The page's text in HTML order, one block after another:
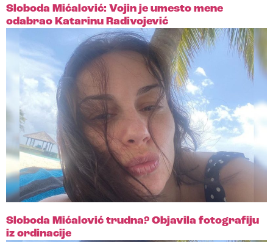
Sloboda Mićalović: Vojin je umesto mene
odabrao Katarinu Radivojević
Sloboda Mićalović trudna? Objavila fotografiju
iz ordinacije